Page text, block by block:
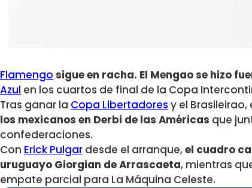
Flamengo sigue en racha. El Mengao se hizo
Azul en los cuartos de final de la Copa
Tras ganar la Copa Libertadores y el Brasileirao,
los mexicanos en Derbi de las Américas que
confederaciones.
Con Erick Pulgar desde el arranque,el cuadro
uruguayo Giorgian de Arrascaeta, mientras
empate parcial para La Máquina Celeste.